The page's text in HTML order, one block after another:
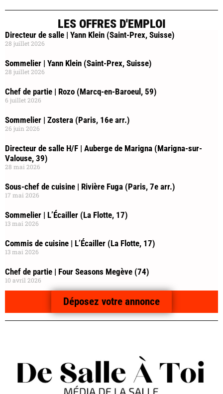
LES OFFRES D'EMPLOI
Directeur de salle | Yann Klein (Saint-Prex, Suisse)
28 juillet 2026
Sommelier | Yann Klein (Saint-Prex, Suisse)
28 juillet 2026
Chef de partie | Rozo (Marcq-en-Baroeul, 59)
6 juillet 2026
Sommelier | Zostera (Paris, 16e arr.)
26 juin 2026
Directeur de salle H/F | Auberge de Marigna (Marigna-sur-
Valouse, 39)
28 mai 2026
Sous-chef de cuisine | Rivière Fuga (Paris, 7e arr.)
17 mai 2026
Sommelier | L’Écailler (La Flotte, 17)
13 mai 2026
Commis de cuisine | L’Écailler (La Flotte, 17)
13 mai 2026
Chef de partie | Four Seasons Megève (74)
10 avril 2026
Déposez votre annonce